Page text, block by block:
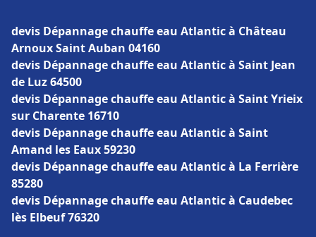
devis Dépannage chauffe eau Atlantic à Château
Arnoux Saint Auban 04160
devis Dépannage chauffe eau Atlantic à Saint Jean
de Luz 64500
devis Dépannage chauffe eau Atlantic à Saint Yrieix
sur Charente 16710
devis Dépannage chauffe eau Atlantic à Saint
Amand les Eaux 59230
devis Dépannage chauffe eau Atlantic à La Ferrière
85280
devis Dépannage chauffe eau Atlantic à Caudebec
lès Elbeuf 76320